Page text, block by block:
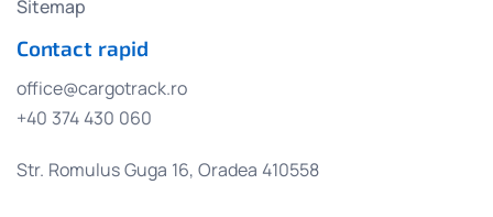
Sitemap
Contact rapid
office@cargotrack.ro
+40 374 430 060
Str. Romulus Guga 16, Oradea 410558